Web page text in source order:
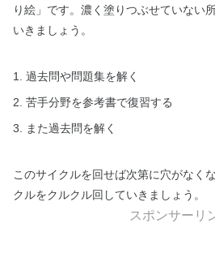
り絵」です。濃く塗りつぶせていない
いきましょう。
過去問や問題集を解く
苦手分野を参考書で復習する
また過去問を解く
このサイクルを回せば次第に穴がなく
クルをクルクル回していきましょう。
スポンサーリ